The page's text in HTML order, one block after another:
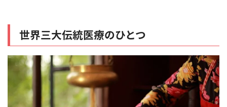
世界三大伝統医療のひとつ